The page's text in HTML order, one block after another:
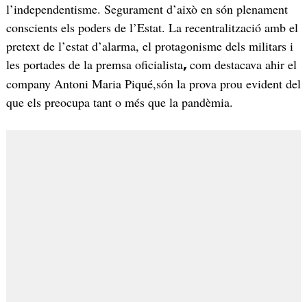
l’independentisme. Segurament d’això en són plenament
conscients els poders de l’Estat. La recentralització amb el
pretext de l’estat d’alarma, el protagonisme dels militars i
les portades de la premsa oficialista, com destacava ahir el
company Antoni Maria Piqué,són la prova prou evident del
que els preocupa tant o més que la pandèmia.